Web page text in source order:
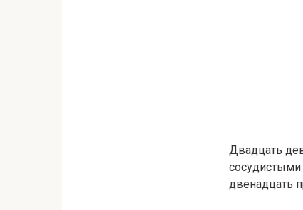
Двадцать
сосудистыми
двенадцать